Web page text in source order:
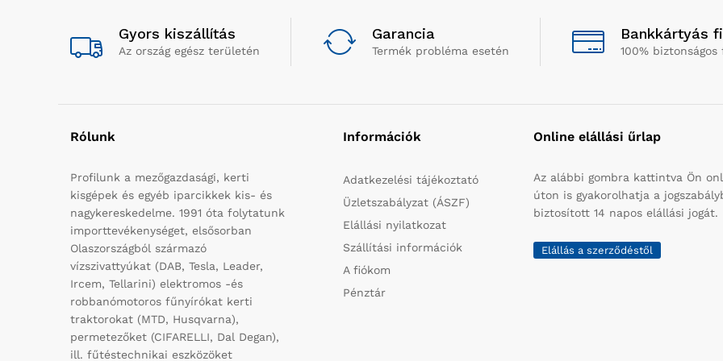
Gyors kiszállítás
Az ország egész területén
Garancia
Termék probléma esetén
Bankkártyás
100% biztonságos
Rólunk
Profilunk a mezőgazdasági, kerti
kisgépek és egyéb iparcikkek kis- és
nagykereskedelme. 1991 óta folytatunk
importtevékenységet, elsősorban
Olaszországból származó
vízszivattyúkat (DAB, Tesla, Leader,
Ircem, Tellarini) elektromos -és
robbanómotoros fűnyírókat kerti
traktorokat (MTD, Husqvarna),
permetezőket (CIFARELLI, Dal Degan),
ill. fűtéstechnikai eszközöket
Információk
Adatkezelési tájékoztató
Üzletszabályzat (ÁSZF)
Elállási nyilatkozat
Szállítási információk
A fiókom
Pénztár
Online elállási űrlap
Az alábbi gombra kattintva Ön
úton is gyakorolhatja a
biztosított 14 napos elállási jogát.
Elállás a szerződéstől